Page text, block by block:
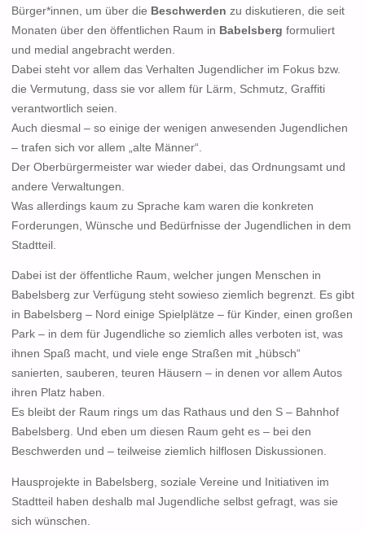
Bürger*innen, um über die Beschwerden zu diskutieren, die seit
Monaten über den öffentlichen Raum in Babelsberg formuliert
und medial angebracht werden.
Dabei steht vor allem das Verhalten Jugendlicher im Fokus bzw.
die Vermutung, dass sie vor allem für Lärm, Schmutz, Graffiti
verantwortlich seien.
Auch diesmal – so einige der wenigen anwesenden Jugendlichen
– trafen sich vor allem „alte Männer“.
Der Oberbürgermeister war wieder dabei, das Ordnungsamt und
andere Verwaltungen.
Was allerdings kaum zu Sprache kam waren die konkreten
Forderungen, Wünsche und Bedürfnisse der Jugendlichen in dem
Stadtteil.
Dabei ist der öffentliche Raum, welcher jungen Menschen in
Babelsberg zur Verfügung steht sowieso ziemlich begrenzt. Es gibt
in Babelsberg – Nord einige Spielplätze – für Kinder, einen großen
Park – in dem für Jugendliche so ziemlich alles verboten ist, was
ihnen Spaß macht, und viele enge Straßen mit „hübsch“
sanierten, sauberen, teuren Häusern – in denen vor allem Autos
ihren Platz haben.
Es bleibt der Raum rings um das Rathaus und den S – Bahnhof
Babelsberg. Und eben um diesen Raum geht es – bei den
Beschwerden und – teilweise ziemlich hilflosen Diskussionen.
Hausprojekte in Babelsberg, soziale Vereine und Initiativen im
Stadtteil haben deshalb mal Jugendliche selbst gefragt, was sie
sich wünschen.